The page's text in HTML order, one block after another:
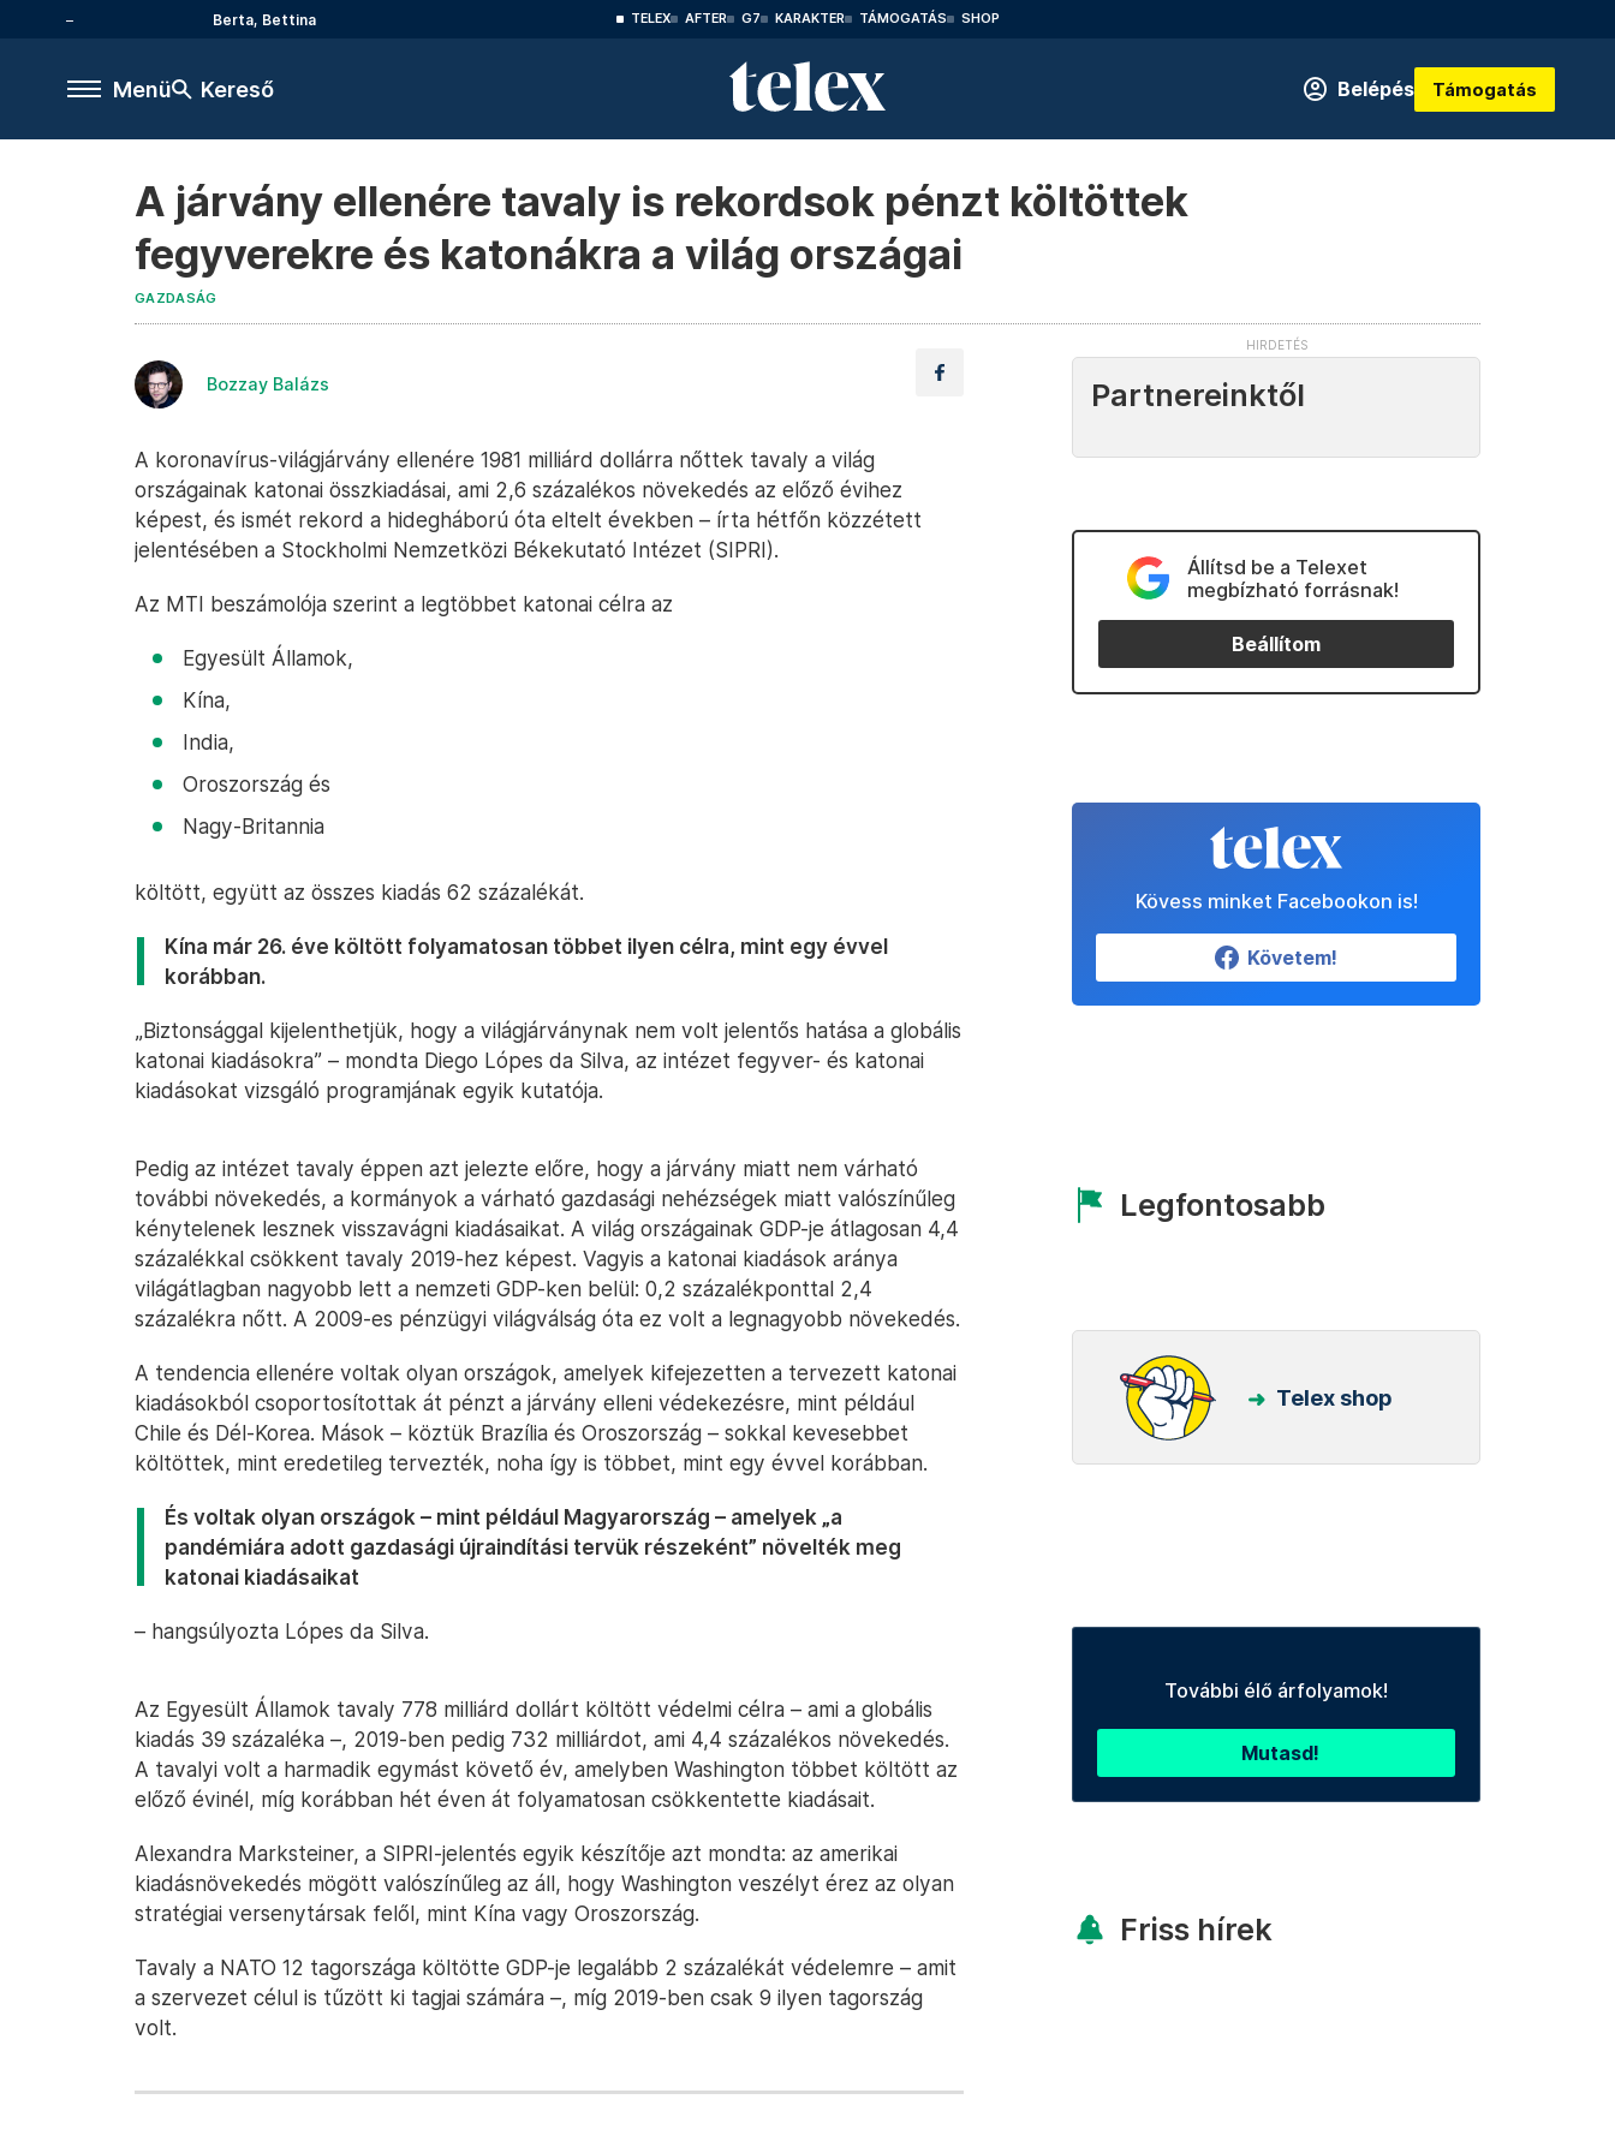
Berta, Bettina TELEX AFTER G7 KARAKTER TÁMOGATÁS SHOP
Menü Kereső Belépés Támogatás
A járvány ellenére tavaly is rekordsok pénzt költöttek
fegyverekre és katonákra a világ országai
GAZDASÁG
Bozzay Balázs
A koronavírus-világjárvány ellenére 1981 milliárd dollárra nőttek tavaly a világ
országainak katonai összkiadásai, ami 2,6 százalékos növekedés az előző évihez
képest, és ismét rekord a hidegháború óta eltelt években – írta hétfőn közzétett
jelentésében a Stockholmi Nemzetközi Békekutató Intézet (SIPRI).
Az MTI beszámolója szerint a legtöbbet katonai célra az
Egyesült Államok,
Kína,
India,
Oroszország és
Nagy-Britannia
költött, együtt az összes kiadás 62 százalékát.
Kína már 26. éve költött folyamatosan többet ilyen célra, mint egy évvel
korábban.
„Biztonsággal kijelenthetjük, hogy a világjárványnak nem volt jelentős hatása a globális
katonai kiadásokra” – mondta Diego Lópes da Silva, az intézet fegyver- és katonai
kiadásokat vizsgáló programjának egyik kutatója.
Pedig az intézet tavaly éppen azt jelezte előre, hogy a járvány miatt nem várható
további növekedés, a kormányok a várható gazdasági nehézségek miatt valószínűleg
kénytelenek lesznek visszavágni kiadásaikat. A világ országainak GDP-je átlagosan 4,4
százalékkal csökkent tavaly 2019-hez képest. Vagyis a katonai kiadások aránya
világátlagban nagyobb lett a nemzeti GDP-ken belül: 0,2 százalékponttal 2,4
százalékra nőtt. A 2009-es pénzügyi világválság óta ez volt a legnagyobb növekedés.
A tendencia ellenére voltak olyan országok, amelyek kifejezetten a tervezett katonai
kiadásokból csoportosítottak át pénzt a járvány elleni védekezésre, mint például
Chile és Dél-Korea. Mások – köztük Brazília és Oroszország – sokkal kevesebbet
költöttek, mint eredetileg tervezték, noha így is többet, mint egy évvel korábban.
És voltak olyan országok – mint például Magyarország – amelyek „a
pandémiára adott gazdasági újraindítási tervük részeként” növelték meg
katonai kiadásaikat
– hangsúlyozta Lópes da Silva.
Az Egyesült Államok tavaly 778 milliárd dollárt költött védelmi célra – ami a globális
kiadás 39 százaléka –, 2019-ben pedig 732 milliárdot, ami 4,4 százalékos növekedés.
A tavalyi volt a harmadik egymást követő év, amelyben Washington többet költött az
előző évinél, míg korábban hét éven át folyamatosan csökkentette kiadásait.
Alexandra Marksteiner, a SIPRI-jelentés egyik készítője azt mondta: az amerikai
kiadásnövekedés mögött valószínűleg az áll, hogy Washington veszélyt érez az olyan
stratégiai versenytársak felől, mint Kína vagy Oroszország.
Tavaly a NATO 12 tagországa költötte GDP-je legalább 2 százalékát védelemre – amit
a szervezet célul is tűzött ki tagjai számára –, míg 2019-ben csak 9 ilyen tagország
volt.
Partnereinktől
Állítsd be a Telexet
megbízható forrásnak!
Beállítom
Kövess minket Facebookon is!
Követem!
Legfontosabb
Telex shop
További élő árfolyamok!
Mutasd!
Friss hírek